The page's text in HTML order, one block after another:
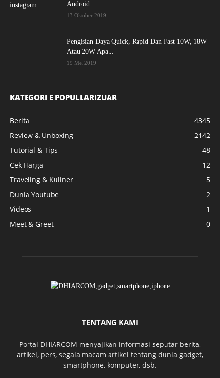
Android
13 Oktober 2019
Pengisian Daya Quick, Rapid Dan Fast 10W, 18W
Atau 20W Apa...
19 Mei 2019
KATEGORI E POPULLARIZUAR
Berita
4345
Review & Unboxing
2142
Tutorial & Tips
48
Cek Harga
12
Traveling & Kuliner
5
Dunia Youtube
2
Videos
1
Meet & Greet
0
TENTANG KAMI
Portal DHIARCOM menyajikan informasi seputar berita,
artikel, pers, segala macam artikel tentang dunia gadget,
smartphone, komputer, dsb.